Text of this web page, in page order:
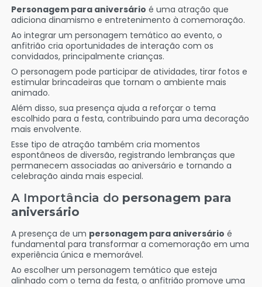
Personagem para aniversário é uma atração que
adiciona dinamismo e entretenimento à comemoração.
Ao integrar um personagem temático ao evento, o
anfitrião cria oportunidades de interação com os
convidados, principalmente crianças.
O personagem pode participar de atividades, tirar fotos e
estimular brincadeiras que tornam o ambiente mais
animado.
Além disso, sua presença ajuda a reforçar o tema
escolhido para a festa, contribuindo para uma decoração
mais envolvente.
Esse tipo de atração também cria momentos
espontâneos de diversão, registrando lembranças que
permanecem associadas ao aniversário e tornando a
celebração ainda mais especial.
A Importância do personagem para
aniversário
A presença de um personagem para aniversário é
fundamental para transformar a comemoração em uma
experiência única e memorável.
Ao escolher um personagem temático que esteja
alinhado com o tema da festa, o anfitrião promove uma